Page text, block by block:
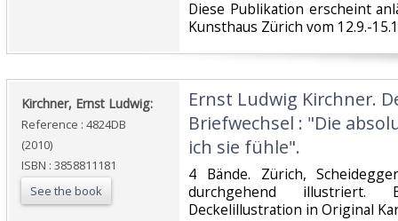
‎Diese Publikation erscheint
Kunsthaus Zürich vom 12.9.-
‎Kirchner, Ernst Ludwig:‎
Reference : 4824DB
(2010)
ISBN : 3858811181
See the book
‎Ernst Ludwig Kirchner.
Briefwechsel : "Die
ich sie fühle".‎
‎4 Bände. Zürich,
durchgehend illustriert.
Deckelillustration in Original